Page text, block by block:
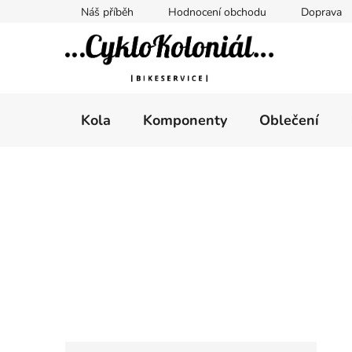
Náš příběh Hodnocení obchodu Doprava
Kola Komponenty Oblečení